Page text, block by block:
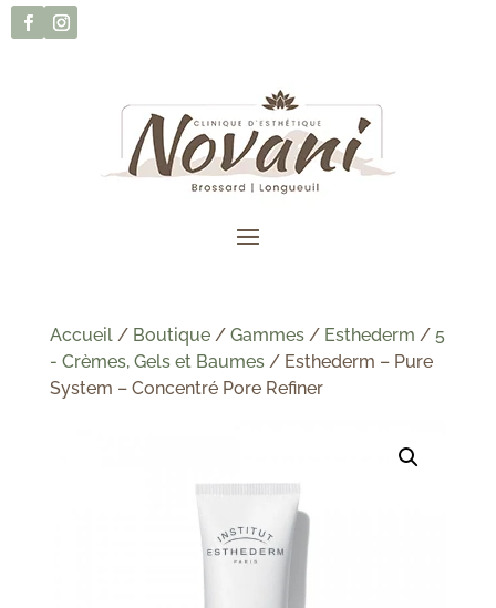
Accueil/ Boutique/ Gammes/ Esthederm / 5
- Crèmes, Gels et Baumes/ Esthederm – Pure
System – Concentré Pore Refiner